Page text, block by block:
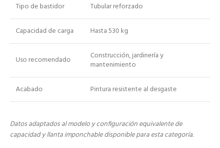
Tipo de bastidor Tubular reforzado
Capacidad de carga Hasta 530 kg
Uso recomendado
Construcción, jardinería y
mantenimiento
Acabado Pintura resistente al desgaste
Datos adaptados al modelo y configuración equivalente de
capacidad y llanta imponchable disponible para esta categoría.